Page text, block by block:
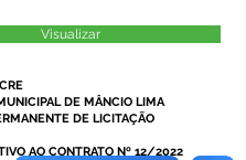
Visualizar
DE MÂNCIO LIMA
DE LICITAÇÃO
AO CONTRATO Nº 12/2022